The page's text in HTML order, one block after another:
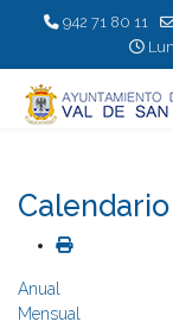
942 71 80 11
Anual
Mensual